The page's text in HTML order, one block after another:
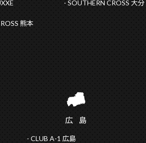
熊本
SOUTHERN CROSS 大分
広 島
CLUB A-1 広島